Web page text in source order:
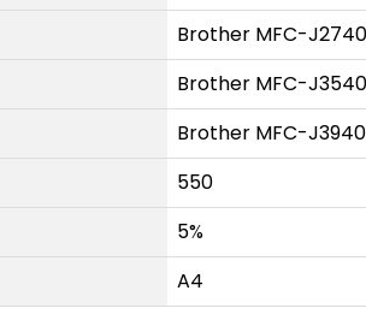
Brother MFC-
Brother MFC-
Brother MFC-
550
5%
A4